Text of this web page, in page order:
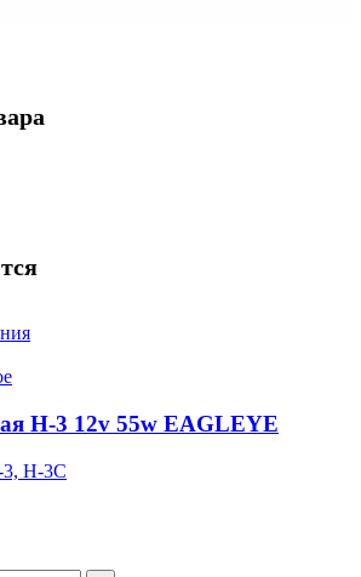
Н-3 12v 55w EAGLEYE
3, Н-3С